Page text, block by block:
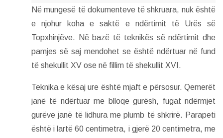
Në mungesë të dokumenteve të shkruara, nuk është
e njohur koha e saktë e ndërtimit të Urës së
Topxhinjëve. Në bazë të teknikës së ndërtimit dhe
pamjes së saj mendohet se është ndërtuar në fund
të shekullit XV ose në fillim të shekullit XVI.
Teknika e kësaj ure është mjaft e përsosur. Qemerët
janë të ndërtuar me blloqe gurësh, fugat ndërmjet
gurëve janë të lidhura me plumb të shkrirë. Parapeti
është i lartë 60 centimetra, i gjerë 20 centimetra, me